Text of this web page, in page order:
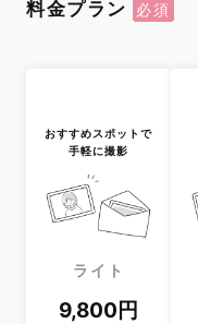
料金プラン
おすすめスポットで
手軽に撮影
ライト
9,800円